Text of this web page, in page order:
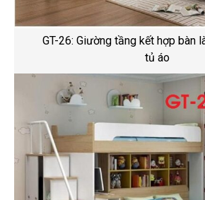
GT-26: Giường tầng kết hợp bàn
tủ áo